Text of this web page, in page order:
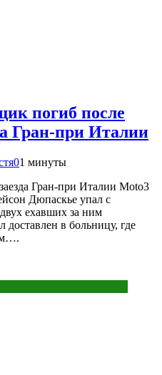
погиб после
Гран-при Италии
01 минуты
Гран-при Италии Moto3
Дюпаскье упал с
ехавших за ним
в больницу, где